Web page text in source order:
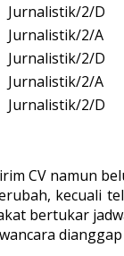
Jurnalistik/2/D
Jurnalistik/2/A
Jurnalistik/2/D
Jurnalistik/2/A
Jurnalistik/2/D
CV namun
kecuali
bertukar